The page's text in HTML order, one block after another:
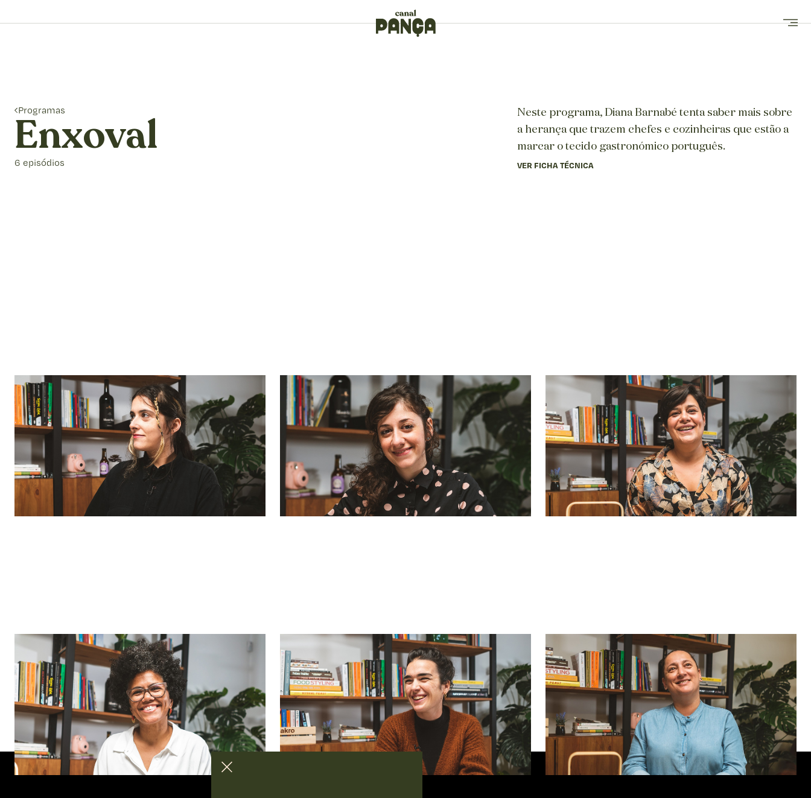
LojaEstúdio Cozinha
Contacto Estúdio Cozinha
Programas
Enxoval
6 episódios
Neste programa, Diana Barnabé tenta saber mais sobre
a herança que trazem chefes e cozinheiras que estão a
marcar o tecido gastronómico português.
VER FICHA TÉCNICA
Episódio 1
Inês Pando — Cozinha feminista e
queer
Episódio 2
Isa Cordaro — pizza e música,
democracia e descentralização
Episódio 3
Lee Guimarães — fermentação
natural contra o capitalismo
Episódio 4
Mirna Gomes — cozinha de afeto e
anti-racismo
Aurora Goy — liderança feminista, a
gentileza e o fim do patriarcado
Episódio 6
Lídia Brás — tradição e história,
alimentos da memória coletiva